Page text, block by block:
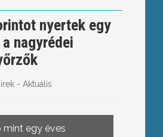
nyertek egy
nagyrédei
- Aktuális
mint egy éves